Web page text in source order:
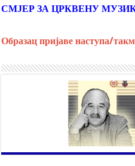
СМЈЕР ЗА ЦРКВЕНУ
Образац пријаве наступа/